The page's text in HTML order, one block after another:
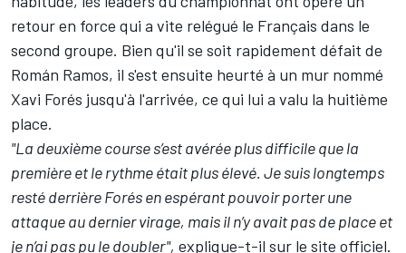
retour en force qui a vite relégué le Français dans le
second groupe. Bien qu'il se soit rapidement défait de
Román Ramos, il s'est ensuite heurté à un mur nommé
Xavi Forés jusqu'à l'arrivée, ce qui lui a valu la huitième
place.
"La deuxième course s’est avérée plus difficile que la
première et le rythme était plus élevé. Je suis longtemps
resté derrière Forés en espérant pouvoir porter une
attaque au dernier virage, mais il n’y avait pas de place et
je n’ai pas pu le doubler", explique-t-il sur le site officiel.